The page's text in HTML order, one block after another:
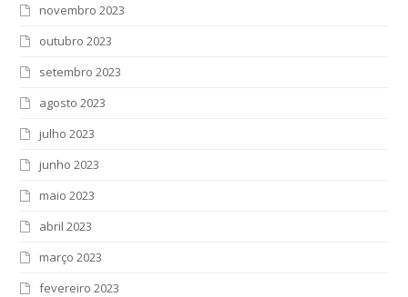
novembro 2023
outubro 2023
setembro 2023
agosto 2023
julho 2023
junho 2023
maio 2023
abril 2023
março 2023
fevereiro 2023